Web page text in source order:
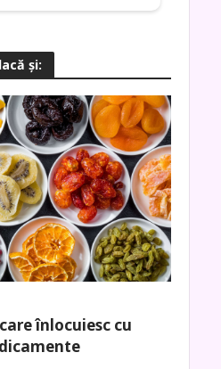
şi:
înlocuiesc cu